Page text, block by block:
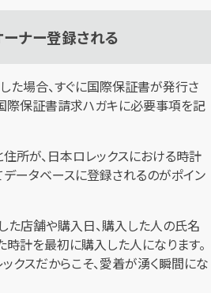
ナー登録される
た場合、すぐに国際保証書が発行さ
際保証書請求ハガキに必要事項を記
所が、日本ロレックスにおける時計
データベースに登録されるのがポイン
た店舗や購入日、購入した人の氏名
時計を最初に購入した人になります。
クスだからこそ、愛着が湧く瞬間にな